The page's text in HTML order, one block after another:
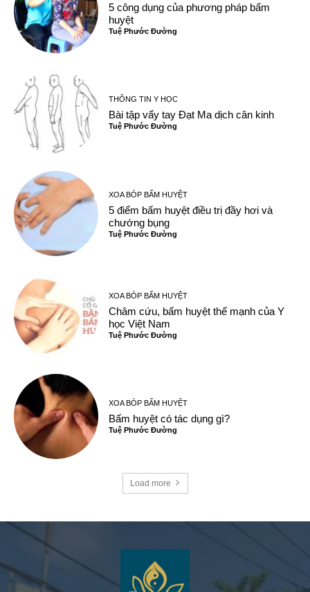
5 công dụng của phương pháp bấm
huyệt
Tuệ Phước Đường
THÔNG TIN Y HỌC
Bài tập vẩy tay Đạt Ma dịch cân kinh
Tuệ Phước Đường
XOA BÓP BẤM HUYỆT
5 điểm bấm huyệt điều trị đầy hơi và
chướng bụng
Tuệ Phước Đường
XOA BÓP BẤM HUYỆT
Châm cứu, bấm huyệt thế mạnh của Y
học Việt Nam
Tuệ Phước Đường
XOA BÓP BẤM HUYỆT
Bấm huyệt có tác dụng gì?
Tuệ Phước Đường
Load more